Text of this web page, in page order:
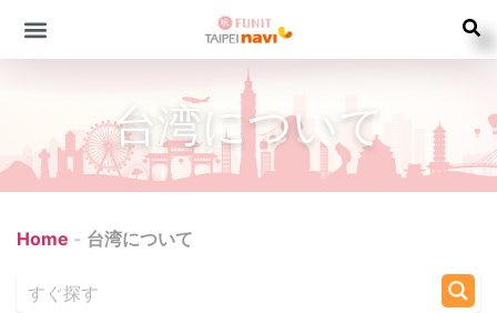
台湾について
Home - 台湾について